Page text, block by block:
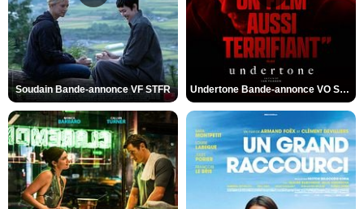
Soudain Bande-annonce VF STFR Undertone Bande-annonce VO STFR